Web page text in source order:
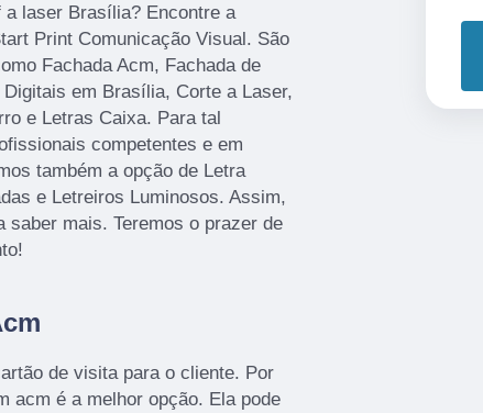
laser Brasília? Encontre a
Print Comunicação Visual. São
Fachada Acm, Fachada de
em Brasília, Corte a Laser,
e Letras Caixa. Para tal
competentes e em
também a opção de Letra
e Letreiros Luminosos. Assim,
saber mais. Teremos o prazer de
de visita para o cliente. Por
acm é a melhor opção. Ela pode